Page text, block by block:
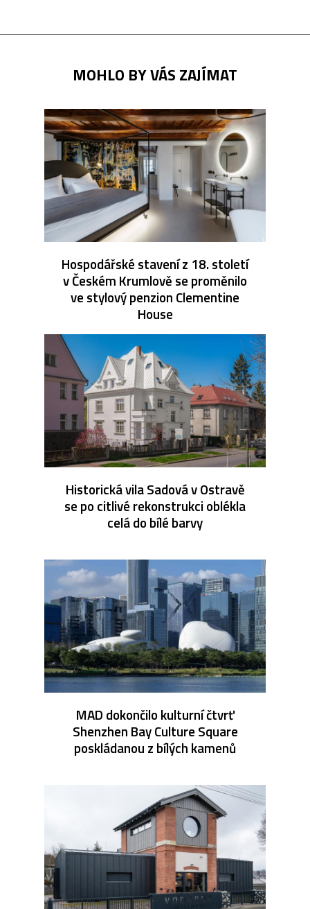
MOHLO BY VÁS ZAJÍMAT
Hospodářské stavení z 18. století
v Českém Krumlově se proměnilo
ve stylový penzion Clementine
House
Historická vila Sadová v Ostravě
se po citlivé rekonstrukci oblékla
celá do bílé barvy
MAD dokončilo kulturní čtvrť
Shenzhen Bay Culture Square
poskládanou z bílých kamenů